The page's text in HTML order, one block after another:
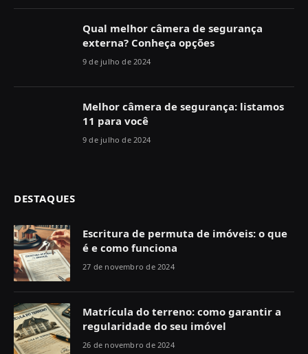
Qual melhor câmera de segurança
externa? Conheça opções
9 de julho de 2024
Melhor câmera de segurança: listamos
11 para você
9 de julho de 2024
DESTAQUES
Escritura de permuta de imóveis: o que
é e como funciona
27 de novembro de 2024
Matrícula do terreno: como garantir a
regularidade do seu imóvel
26 de novembro de 2024